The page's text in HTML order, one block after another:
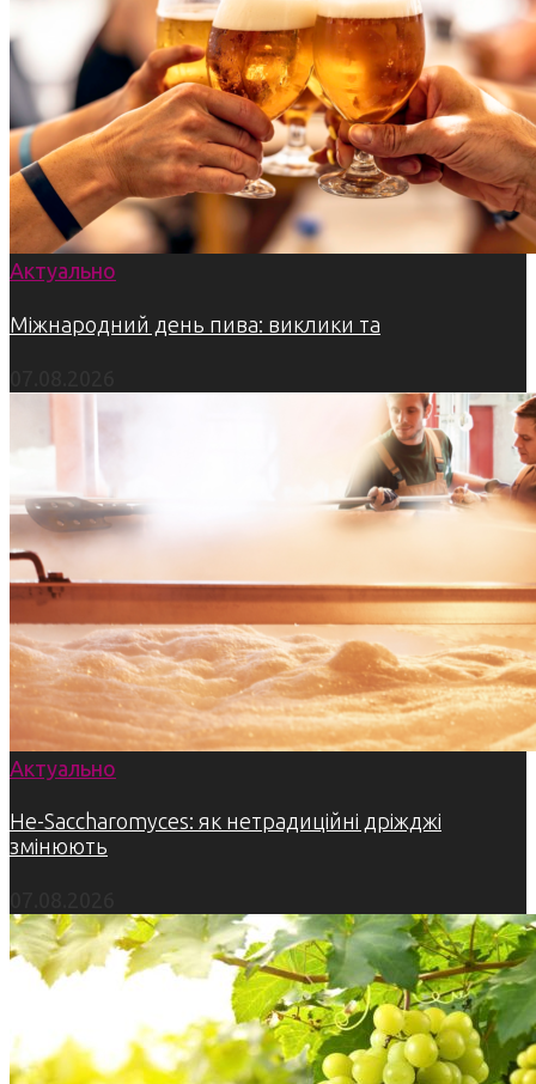
Актуально
Міжнародний день пива: виклики та
Актуально
Не-Saccharomyces: як нетрадиційні дріжджі
змінюють